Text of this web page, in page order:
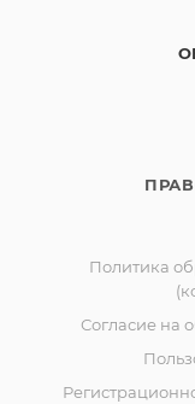
Политика
Согласие на